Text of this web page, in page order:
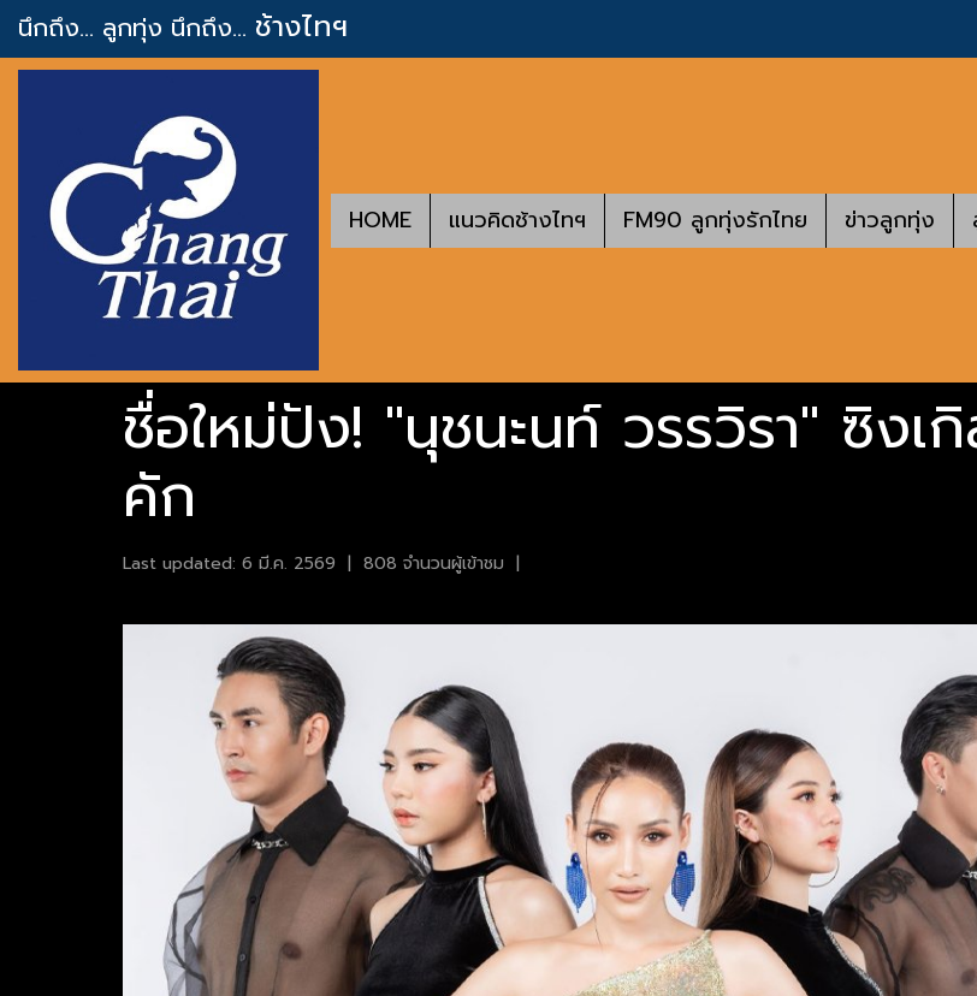
นึกถึง... ลูกทุ่ง นึกถึง... ช้างไทฯ
HOME แนวคิดช้างไทฯ FM90 ลูกทุ่งรักไทย ข่าวลูกทุ่ง
ชื่อใหม่ปัง! "นุชนะนท์ วรรวิรา" ซิงเ
คัก
Last updated: 6 มี.ค. 2569 | 808 จำนวนผู้เข้าชม |